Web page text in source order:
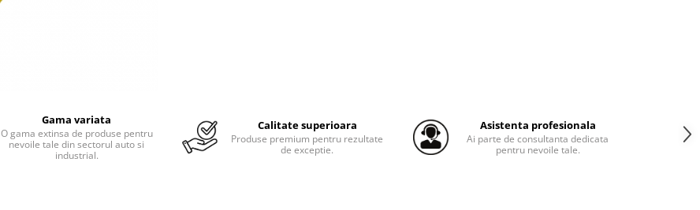
Gama variata
O gama extinsa de produse pentru
nevoile tale din sectorul auto si
industrial.
Calitate superioara
Produse premium pentru rezultate
de exceptie.
Asistenta profesionala
Ai parte de consultanta dedicata
pentru nevoile tale.